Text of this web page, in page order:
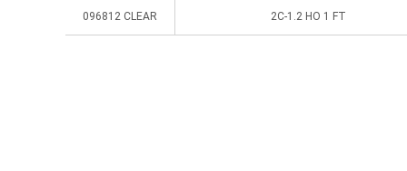
096812 CLEAR 2C-1.2 HO 1 FT